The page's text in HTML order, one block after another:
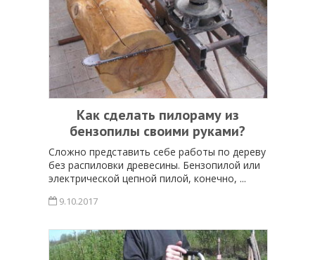
Как сделать пилораму из
бензопилы своими руками?
Сложно представить себе работы по дереву
без распиловки древесины. Бензопилой или
электрической цепной пилой, конечно, ...
9.10.2017